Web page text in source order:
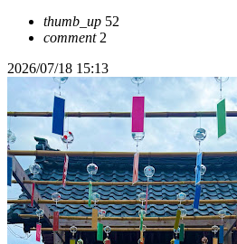
thumb_up 52
comment2
2026/07/18 15:13